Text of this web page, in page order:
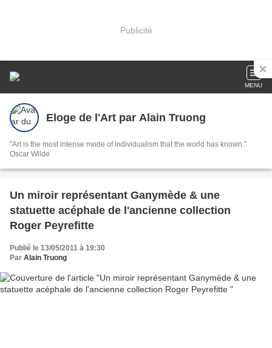
Publicité
MENU
Eloge de l'Art par Alain Truong
"Art is the most intense mode of individualism that the world has known."
Oscar Wilde
Un miroir représentant Ganymède & une
statuette acéphale de l'ancienne collection
Roger Peyrefitte
Publié le 13/05/2011 à 19:30
Par Alain Truong